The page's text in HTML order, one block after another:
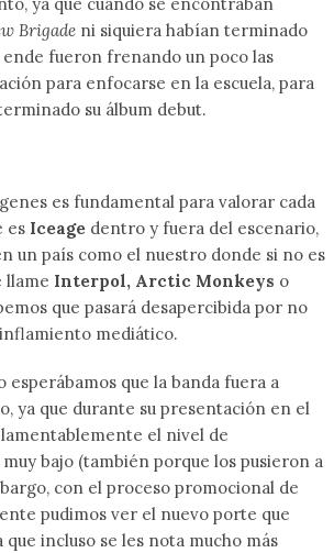
Brigade ni siquiera habían terminado
fueron frenando un poco las
para enfocarse en la escuela, para
su álbum debut.
es fundamental para valorar cada
es Iceage dentro y fuera del escenario,
un país como el nuestro donde si no es
llame Interpol, Arctic Monkeys o
que pasará desapercibida por no
mediático.
esperábamos que la banda fuera a
ya que durante su presentación en el
lamentablemente el nivel de
bajo (también porque los pusieron a
con el proceso promocional de
pudimos ver el nuevo porte que
que incluso se les nota mucho más